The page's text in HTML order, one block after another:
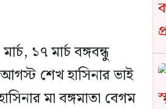
১৭ মার্চ বঙ্গবন্ধু
শেখ হাসিনার ভাই
মা বঙ্গমাতা বেগম